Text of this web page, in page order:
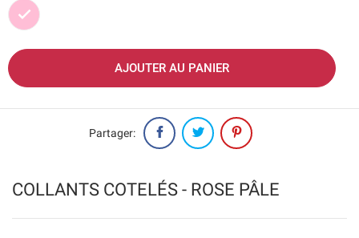
COLLANTS COTELÉS - ROSE PÂLE
Rose
AJOUTER AU PANIER
Partager: